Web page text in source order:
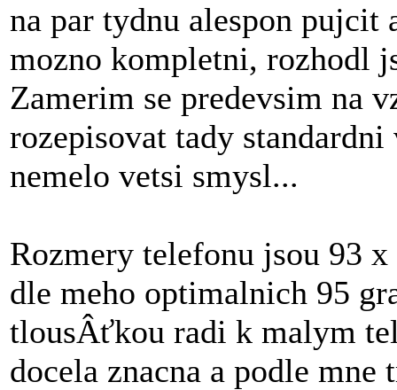
na par tydnu alespon pujcit
mozno kompletni, rozhodl
Zamerim se predevsim na
rozepisovat tady
nemelo vetsi smysl...
Rozmery telefonu jsou 93
dle meho optimalnich 95
tlousÂťkou radi k malym
docela znacna a podle